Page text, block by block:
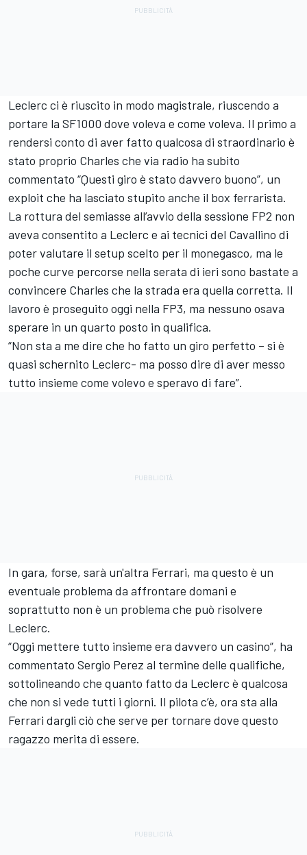
Leclerc ci è riuscito in modo magistrale, riuscendo a
portare la SF1000 dove voleva e come voleva. Il primo a
rendersi conto di aver fatto qualcosa di straordinario è
stato proprio Charles che via radio ha subito
commentato “Questi giro è stato davvero buono”, un
exploit che ha lasciato stupito anche il box ferrarista.
La rottura del semiasse all’avvio della sessione FP2 non
aveva consentito a Leclerc e ai tecnici del Cavallino di
poter valutare il setup scelto per il monegasco, ma le
poche curve percorse nella serata di ieri sono bastate a
convincere Charles che la strada era quella corretta. Il
lavoro è proseguito oggi nella FP3, ma nessuno osava
sperare in un quarto posto in qualifica.
“Non sta a me dire che ho fatto un giro perfetto – si è
quasi schernito Leclerc- ma posso dire di aver messo
tutto insieme come volevo e speravo di fare”.
In gara, forse, sarà un'altra Ferrari, ma questo è un
eventuale problema da affrontare domani e
soprattutto non è un problema che può risolvere
Leclerc.
“Oggi mettere tutto insieme era davvero un casino”, ha
commentato Sergio Perez al termine delle qualifiche,
sottolineando che quanto fatto da Leclerc è qualcosa
che non si vede tutti i giorni. Il pilota c’è, ora sta alla
Ferrari dargli ciò che serve per tornare dove questo
ragazzo merita di essere.